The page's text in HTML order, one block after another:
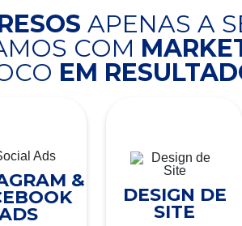
APENAS A
COM
EM
&
DESIGN DE
SITE